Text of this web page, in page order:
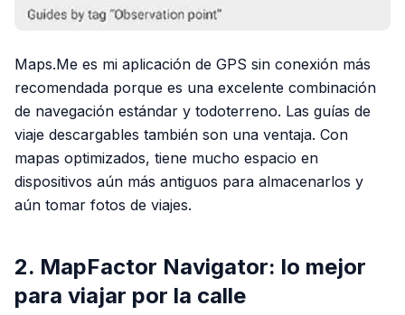
Maps.Me es mi aplicación de GPS sin conexión más
recomendada porque es una excelente combinación
de navegación estándar y todoterreno. Las guías de
viaje descargables también son una ventaja. Con
mapas optimizados, tiene mucho espacio en
dispositivos aún más antiguos para almacenarlos y
aún tomar fotos de viajes.
2. MapFactor Navigator: lo mejor
para viajar por la calle